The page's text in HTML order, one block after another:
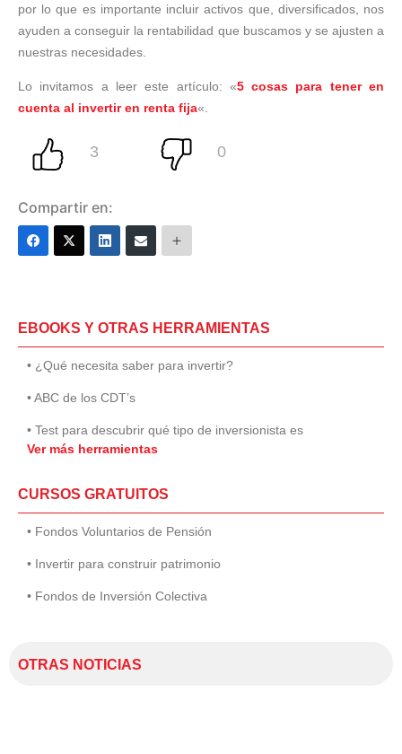
por lo que es importante incluir activos que, diversificados, nos
ayuden a conseguir la rentabilidad que buscamos y se ajusten a
nuestras necesidades.
Lo invitamos a leer este artículo: «5 cosas para tener en
cuenta al invertir en renta fija«.
Compartir en:
EBOOKS Y OTRAS HERRAMIENTAS
• ¿Qué necesita saber para invertir?
• ABC de los CDT’s
• Test para descubrir qué tipo de inversionista es
Ver más herramientas
CURSOS GRATUITOS
• Fondos Voluntarios de Pensión
• Invertir para construir patrimonio
• Fondos de Inversión Colectiva
OTRAS NOTICIAS